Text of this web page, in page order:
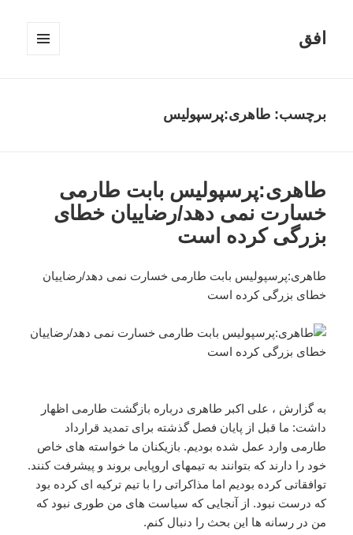
افق
برچسب:طاهری:پرسپولیس
طاهری:پرسپولیس بابت طارمی
خسارت نمی دهد/رضاییان خطای
بزرگی کرده است
طاهری:پرسپولیس بابت طارمی خسارت نمی دهد/رضاییان
خطای بزرگی کرده است
به گزارش ، علی اکبر طاهری درباره بازگشت طارمی اظهار
داشت: ما قبل از پایان فصل گذشته برای تمدید قرارداد
طارمی وارد عمل شده بودیم. بازیکنان ما خواسته های خاص
خود را دارند که بتوانند به تیمهای اروپایی بروند و پیشرفت کنند.
توافقاتی کرده بودیم اما مذاکراتی را با تیم ترکیه ای کرده بود
که درست نبود. از آنجایی که سیاست های من طوری نبود که
من در رسانه ها این بحث را دنبال کنم.